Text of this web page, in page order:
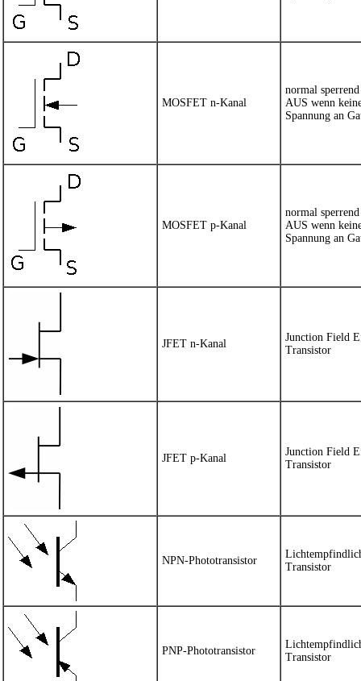
MOSFET n-Kanal
normal sperrend
AUS wenn
Spannung an
MOSFET p-Kanal
normal sperrend
AUS wenn
Spannung an
JFET n-Kanal
Junction Field
Transistor
JFET p-Kanal
Junction Field
Transistor
NPN-Phototransistor
Transistor
PNP-Phototransistor
Transistor